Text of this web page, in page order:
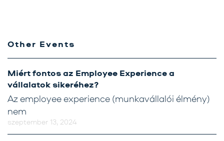
Other Events
Miért fontos az Employee Experience a
vállalatok sikeréhez?
szeptember 13, 2024
Az employee experience (munkavállalói élmény)
nem